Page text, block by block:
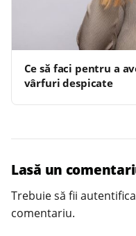
Ce să faci pentru a
vârfuri despicate
Lasă un
Trebuie să fii
comentariu.